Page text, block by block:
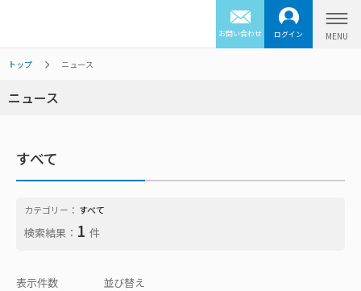
お問い合わせ ログイン
トップ ニュース
ニュース
すべて
カテゴリー： すべて
検索結果： 1 件
表示件数 並び替え